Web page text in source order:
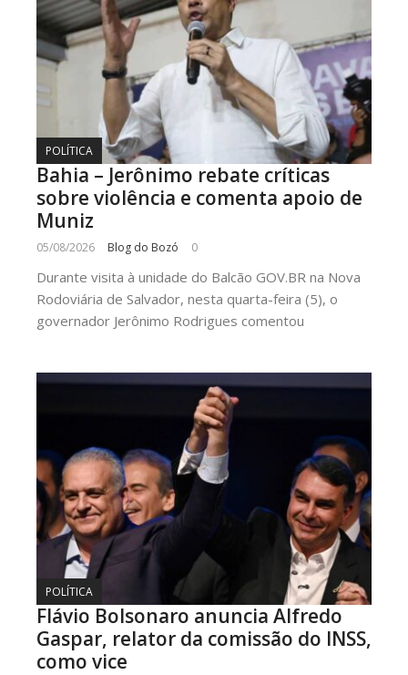
POLÍTICA
Bahia – Jerônimo rebate críticas
sobre violência e comenta apoio de
Muniz
05/08/2026 Blog do Bozó 0
Durante visita à unidade do Balcão GOV.BR na Nova
Rodoviária de Salvador, nesta quarta-feira (5), o
governador Jerônimo Rodrigues comentou
POLÍTICA
Flávio Bolsonaro anuncia Alfredo
Gaspar, relator da comissão do INSS,
como vice